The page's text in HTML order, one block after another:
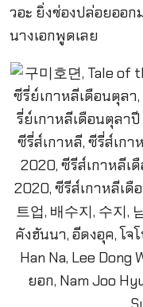
วอะ ยิ่งช่องปล่อยออก
นางเอกพูดเลย